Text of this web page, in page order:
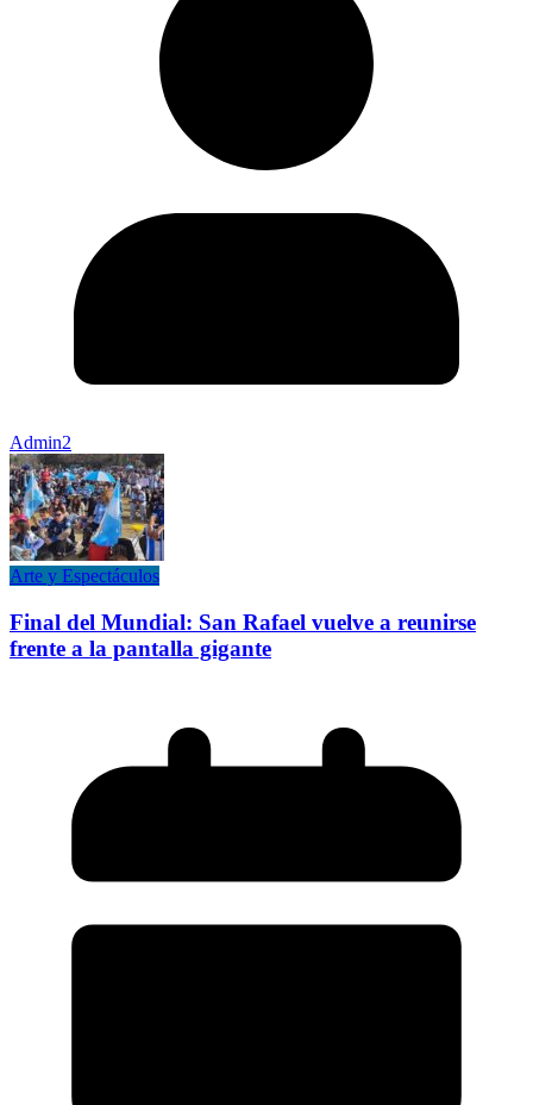
Admin2
Arte y Espectáculos
Final del Mundial: San Rafael vuelve a reunirse
frente a la pantalla gigante